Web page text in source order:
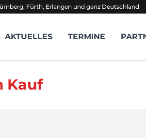
Fürth, Erlangen und ganz Deutschland
AKTUELLES TERMINE
Kauf